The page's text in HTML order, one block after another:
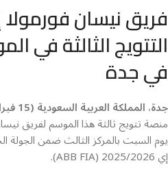
فريق نيسان
التتويج الثالثة في
في جدة
جدة، المملكة العربية السعودية (15 فبراير 2026):
منصة تتويج ثالثة هذا الموسم لفريق
يوم السبت بالمركز الثالث ضمن الجولة
إي 2025/2026 (ABB FIA).